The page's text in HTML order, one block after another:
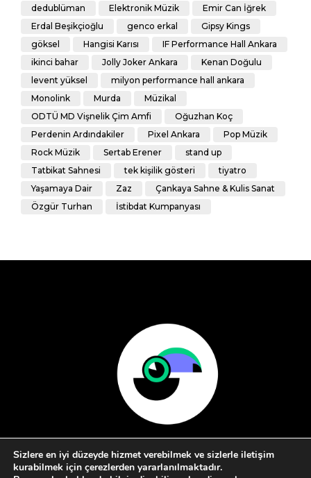
dedublüman
Elektronik Müzik
Emir Can İğrek
Erdal Beşikçioğlu
genco erkal
Gipsy Kings
göksel
Hangisi Karısı
IF Performance Hall Ankara
ikinci bahar
Jolly Joker Ankara
Kenan Doğulu
levent yüksel
milyon performance hall ankara
Monolink
Murda
Müzikal
ODTÜ MD Vişnelik Çim Amfi
Oğuzhan Koç
Perdenin Ardındakiler
Pixel Ankara
Pop Müzik
Rock Müzik
Sertab Erener
stand up
Tatbikat Sahnesi
tek kişilik gösteri
tiyatro
Yaşamaya Dair
Zaz
Çankaya Sahne & Kulis Sanat
Özgür Turhan
İstibdat Kumpanyası
Sizlere en iyi düzeyde hizmet verebilmek ve sizlerle iletişim
kurabilmek için çerezlerden yararlanılmaktadır.